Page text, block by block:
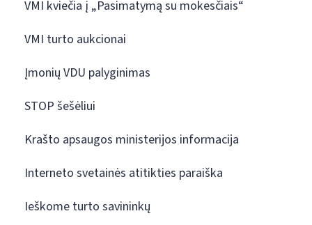
VMI kviečia į „Pasimatymą su mokesčiais“
VMI turto aukcionai
Įmonių VDU palyginimas
STOP šešėliui
Krašto apsaugos ministerijos informacija
Interneto svetainės atitikties paraiška
Ieškome turto savininkų